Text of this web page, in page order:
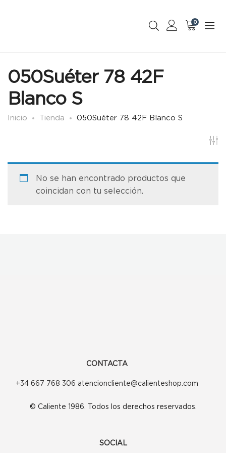
0
050Suéter 78 42F
Blanco S
Inicio Tienda 050Suéter 78 42F Blanco S
No se han encontrado productos que
coincidan con tu selección.
CONTACTA
+34 667 768 306 atencioncliente@calienteshop.com
© Caliente 1986. Todos los derechos reservados.
SOCIAL